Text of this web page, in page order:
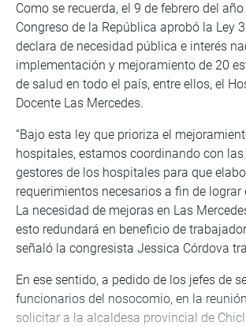
Como se recuerda, el 9 de febrero del
Congreso de la República aprobó la Ley
declara de necesidad pública e interés
implementación y mejoramiento de 20
de salud en todo el país, entre ellos, el
Docente Las Mercedes.
“Bajo esta ley que prioriza el
hospitales, estamos coordinando con
gestores de los hospitales para que
requerimientos necesarios a fin de lograr
La necesidad de mejoras en Las
esto redundará en beneficio de
señaló la congresista Jessica Córdova
En ese sentido, a pedido de los jefes de
funcionarios del nosocomio, en la
solicitar a la alcaldesa provincial de